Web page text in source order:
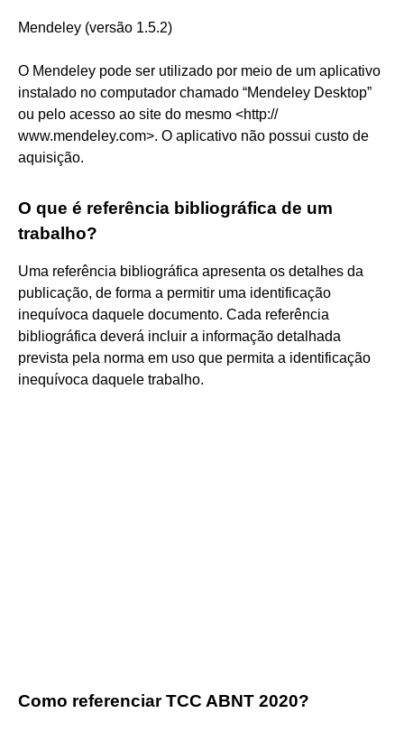
Mendeley (versão 1.5.2)
O Mendeley pode ser utilizado por meio de um aplicativo
instalado no computador chamado “Mendeley Desktop”
ou pelo acesso ao site do mesmo <http://
www.mendeley.com>. O aplicativo não possui custo de
aquisição.
O que é referência bibliográfica de um
trabalho?
Uma referência bibliográfica apresenta os detalhes da
publicação, de forma a permitir uma identificação
inequívoca daquele documento. Cada referência
bibliográfica deverá incluir a informação detalhada
prevista pela norma em uso que permita a identificação
inequívoca daquele trabalho.
Como referenciar TCC ABNT 2020?